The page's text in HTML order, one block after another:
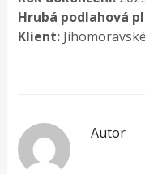
Hrubá podlahová
Klient:
Autor